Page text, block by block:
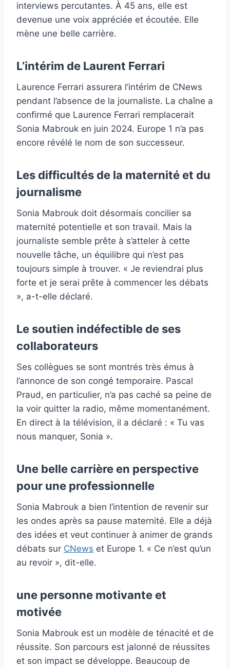
interviews percutantes. À 45 ans, elle est
devenue une voix appréciée et écoutée. Elle
mène une belle carrière.
L’intérim de Laurent Ferrari
Laurence Ferrari assurera l’intérim de CNews
pendant l’absence de la journaliste. La chaîne a
confirmé que Laurence Ferrari remplacerait
Sonia Mabrouk en juin 2024. Europe 1 n’a pas
encore révélé le nom de son successeur.
Les difficultés de la maternité et du
journalisme
Sonia Mabrouk doit désormais concilier sa
maternité potentielle et son travail. Mais la
journaliste semble prête à s’atteler à cette
nouvelle tâche, un équilibre qui n’est pas
toujours simple à trouver. « Je reviendrai plus
forte et je serai prête à commencer les débats
», a-t-elle déclaré.
Le soutien indéfectible de ses
collaborateurs
Ses collègues se sont montrés très émus à
l’annonce de son congé temporaire. Pascal
Praud, en particulier, n’a pas caché sa peine de
la voir quitter la radio, même momentanément.
En direct à la télévision, il a déclaré : « Tu vas
nous manquer, Sonia ».
Une belle carrière en perspective
pour une professionnelle
Sonia Mabrouk a bien l’intention de revenir sur
les ondes après sa pause maternité. Elle a déjà
des idées et veut continuer à animer de grands
débats sur CNews et Europe 1. « Ce n’est qu’un
au revoir », dit-elle.
une personne motivante et
motivée
Sonia Mabrouk est un modèle de ténacité et de
réussite. Son parcours est jalonné de réussites
et son impact se développe. Beaucoup de